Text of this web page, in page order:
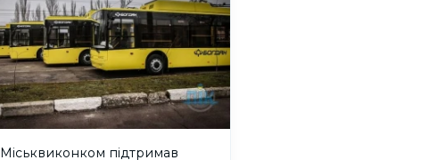
Міськвиконком підтримав